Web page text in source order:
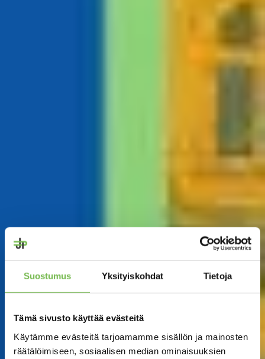
Suostumus Yksityiskohdat Tietoja
Tämä sivusto käyttää evästeitä
Käytämme evästeitä tarjoamamme sisällön ja mainosten
räätälöimiseen, sosiaalisen median ominaisuuksien